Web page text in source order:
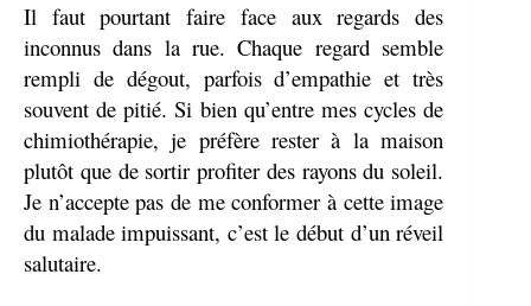
Il faut pourtant faire face aux regards des
inconnus dans la rue. Chaque regard semble
rempli de dégout, parfois d’empathie et très
souvent de pitié. Si bien qu’entre mes cycles de
chimiothérapie, je préfère rester à la maison
plutôt que de sortir profiter des rayons du soleil.
Je n’accepte pas de me conformer à cette image
du malade impuissant, c’est le début d’un réveil
salutaire.